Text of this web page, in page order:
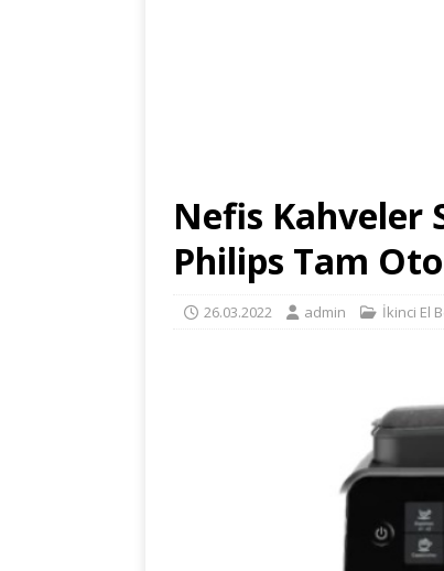
Nefis Kahveler
Philips Tam
26.03.2022 admin İkinci El